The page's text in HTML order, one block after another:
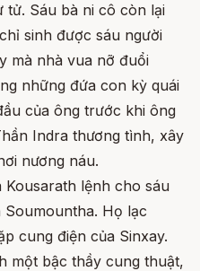
tử. Sáu bà ni cô còn lại
sinh được sáu người
mà nhà vua nỡ đuổi
những đứa con kỳ quái
của ông trước khi ông
Indra thương tình, xây
nương náu.
Kousarath lệnh cho sáu
Họ lạc
cung điện của Sinxay.
một bậc thầy cung thuật,